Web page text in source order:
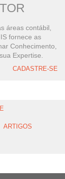
áreas contábil,
fornece as
Conhecimento,
Expertise.
CADASTRE-SE
ARTIGOS